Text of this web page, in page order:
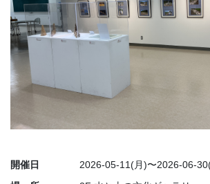
開催日
2026-05-11(月)〜2026-06-